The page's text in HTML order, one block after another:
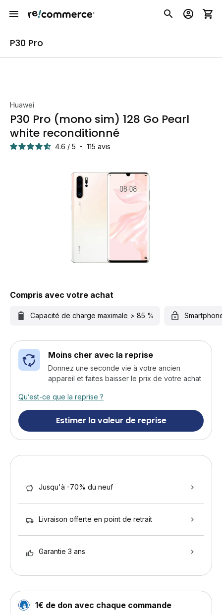
P30 Pro
Huawei
P30 Pro (mono sim) 128 Go Pearl
white reconditionné
4.6 / 5 - 115 avis
Compris avec votre achat
Capacité de charge maximale > 85 %
Moins cher avec la reprise
Donnez une seconde vie à votre ancien
appareil et faites baisser le prix de votre achat
Qu’est-ce que la reprise ?
Estimer la valeur de reprise
Jusqu'à -70% du neuf
Livraison offerte en point de retrait
Garantie 3 ans
1€ de don avec chaque commande